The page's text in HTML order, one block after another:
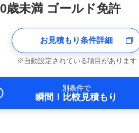
歳未満 ゴールド免許
お見積もり条件詳細
自動設定されている項目があります
別条件で
瞬間！比較見積もり